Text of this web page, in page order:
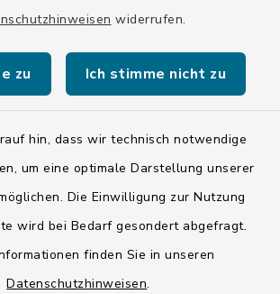
widerrufen.
zu Ich stimme nicht zu
hin, dass wir technisch notwendige
um eine optimale Darstellung unserer
Die Einwilligung zur Nutzung
wird bei Bedarf gesondert abgefragt.
finden Sie in unseren
Datenschutzhinweisen.
Kontakt
Barrierefreiheit
Impressum
ISIS 12
Sitemap